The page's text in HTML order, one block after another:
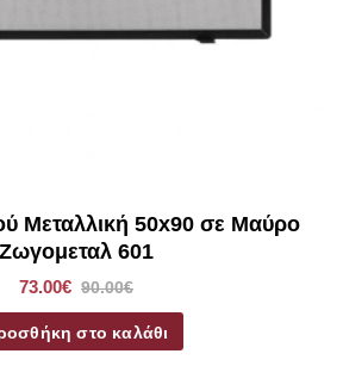
Μεταλλική 50x90 σε Mαύρο
Ζωγομεταλ 601
73.00€ 90.00€
στο καλάθι